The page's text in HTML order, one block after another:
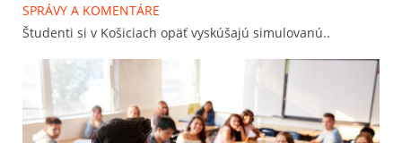
SPRÁVY A KOMENTÁRE
Študenti si v Košiciach opäť vyskúšajú simulovanú..